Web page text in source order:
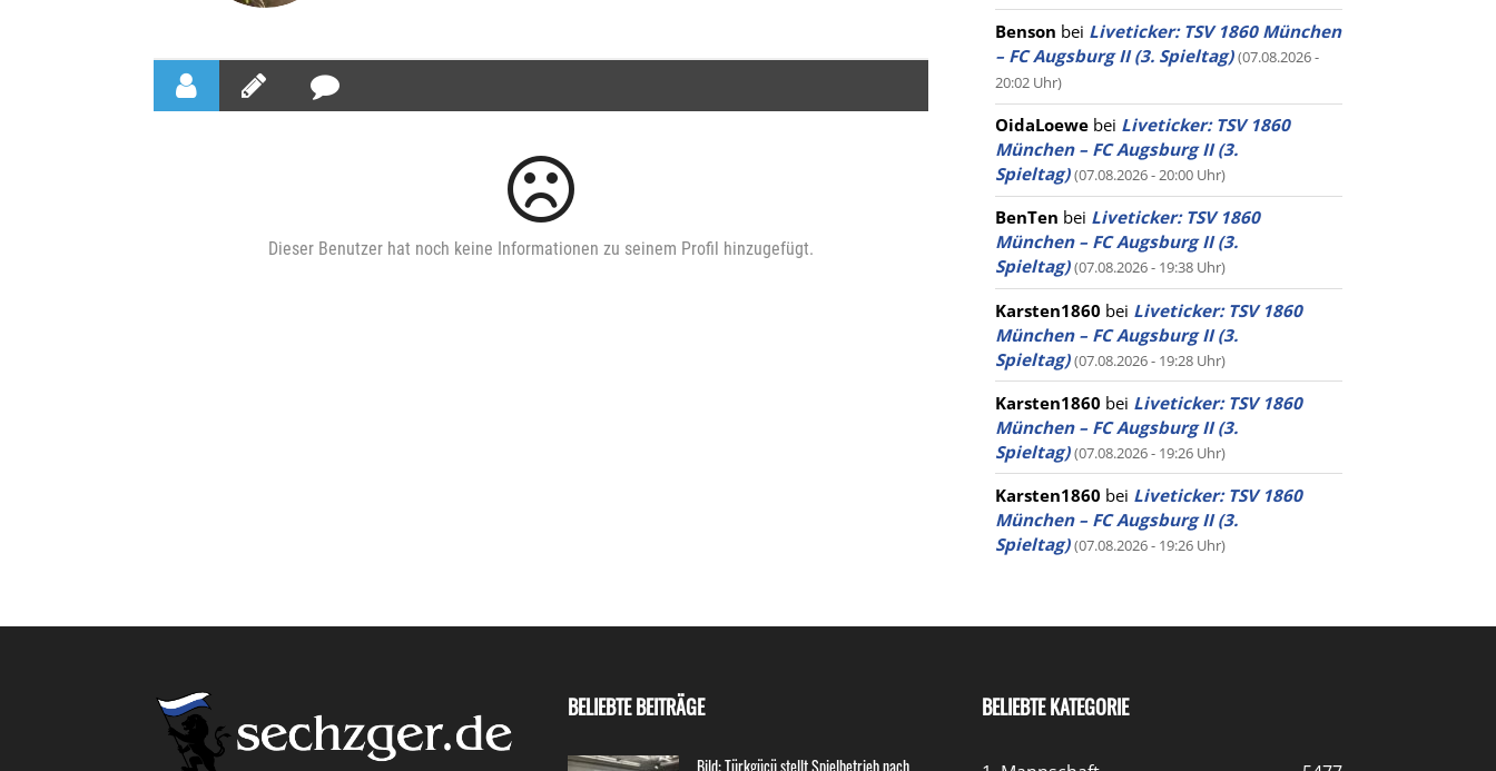
Dieser Benutzer hat noch keine Informationen zu seinem Profil hinzugefügt.
Benson bei Liveticker: TSV 1860 München
– FC Augsburg II (3. Spieltag) (07.08.2026 -
20:02 Uhr)
OidaLoewe bei Liveticker: TSV 1860
München – FC Augsburg II (3.
Spieltag) (07.08.2026 - 20:00 Uhr)
BenTen bei Liveticker: TSV 1860
München – FC Augsburg II (3.
Spieltag) (07.08.2026 - 19:38 Uhr)
Karsten1860 bei Liveticker: TSV 1860
München – FC Augsburg II (3.
Spieltag) (07.08.2026 - 19:28 Uhr)
Karsten1860 bei Liveticker: TSV 1860
München – FC Augsburg II (3.
Spieltag) (07.08.2026 - 19:26 Uhr)
Karsten1860 bei Liveticker: TSV 1860
München – FC Augsburg II (3.
Spieltag) (07.08.2026 - 19:26 Uhr)
BELIEBTE BEITRÄGE
Bild: Türkgücü stellt Spielbetrieb nach
BELIEBTE KATEGORIE